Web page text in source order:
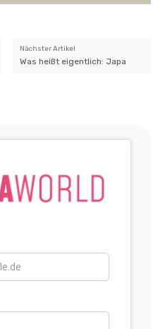
Nächster Artikel
Was heißt eigentlich: Japa